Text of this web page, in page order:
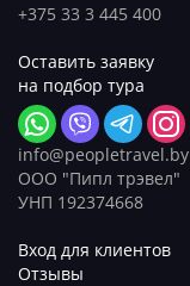
+375 33 3 445 400
Оставить заявку
на подбор тура
info@peopletravel.by
ООО "Пипл трэвел"
УНП 192374668
Вход для клиентов
Отзывы